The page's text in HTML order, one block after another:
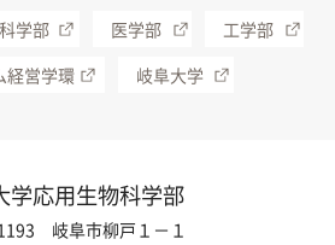
学部 医学部
工学部
経営学環
岐阜大学
学応用生物科学部
岐阜市柳戸１－１